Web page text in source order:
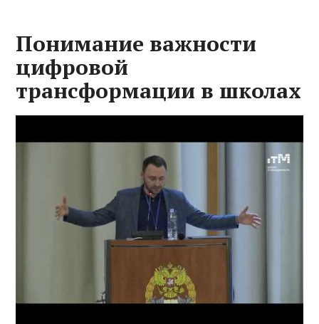
Понимание важности
цифровой
трансформации в школах